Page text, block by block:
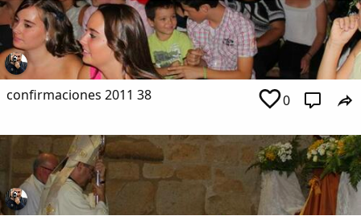
confirmaciones 2011 38 0